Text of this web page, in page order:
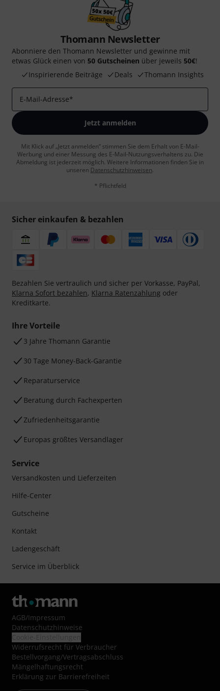
Thomann Newsletter
Abonniere den Thomann Newsletter und gewinne mit
etwas Glück einen von 50 Gutscheinen über jeweils 50€!
Inspirierende Beiträge
Deals Thomann Insights
E-Mail-Adresse*
Jetzt anmelden
Mit Klick auf „Jetzt anmelden“ stimmen Sie dem Erhalt von E-Mail-
Werbung und einer Messung des E-Mail-Nutzungsverhaltens zu. Die
Abmeldung ist jederzeit möglich. Weitere Informationen finden Sie in
unseren Datenschutzhinweisen.
* Pflichtfeld
Sicher einkaufen & bezahlen
Bezahlen Sie vertraulich und sicher per Vorkasse, PayPal,
Klarna Sofort bezahlen, Klarna Ratenzahlung oder
Kreditkarte.
Ihre Vorteile
3 Jahre Thomann Garantie
30 Tage Money-Back-Garantie
Reparaturservice
Beratung durch Fachexperten
Zufriedenheitsgarantie
Europas größtes Versandlager
Service
Versandkosten und Lieferzeiten
Hilfe-Center
Gutscheine
Kontakt
Ladengeschäft
Service im Überblick
AGB/Impressum
Datenschutzhinweise
Widerrufsrecht für Verbraucher
Bestellvorgang/Vertragsabschluss
Mängelhaftungsrecht
Erklärung zur Barrierefreiheit